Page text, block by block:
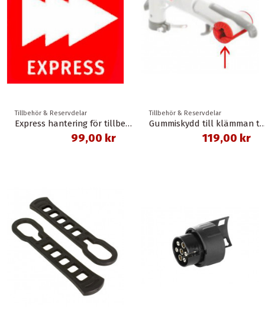
Tillbehör & Reservdelar
Express hantering för tillbehör
99,00 kr
Tillbehör & Reservdelar
Gummiskydd till
119,00 kr